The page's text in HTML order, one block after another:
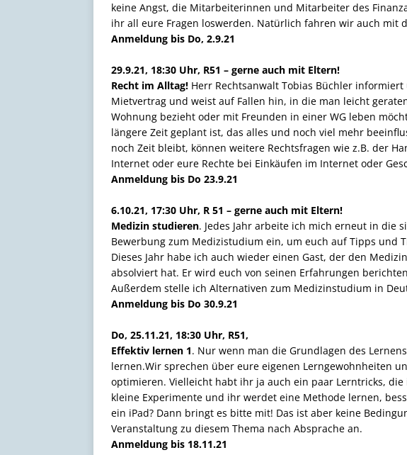
keine Angst, die Mitarbeiterinnen und Mitarbeiter des
ihr all eure Fragen loswerden. Natürlich fahren wir auch mit
Anmeldung bis Do, 2.9.21
29.9.21, 18:30 Uhr, R51 – gerne auch mit Eltern!
Recht im Alltag! Herr Rechtsanwalt Tobias Büchler
Mietvertrag und weist auf Fallen hin, in die man leicht
Wohnung bezieht oder mit Freunden in einer WG leben
längere Zeit geplant ist, das alles und noch viel mehr
noch Zeit bleibt, können weitere Rechtsfragen wie z.B. der
Internet oder eure Rechte bei Einkäufen im Internet oder
Anmeldung bis Do 23.9.21
6.10.21, 17:30 Uhr, R 51 – gerne auch mit Eltern!
Medizin studieren. Jedes Jahr arbeite ich mich erneut in die
Bewerbung zum Medizistudium ein, um euch auf Tipps und
Dieses Jahr habe ich auch wieder einen Gast, der den
absolviert hat. Er wird euch von seinen Erfahrungen
Außerdem stelle ich Alternativen zum Medizinstudium in
Anmeldung bis Do 30.9.21
Do, 25.11.21, 18:30 Uhr, R51,
Effektiv lernen 1. Nur wenn man die Grundlagen des
lernen.Wir sprechen über eure eigenen Lerngewohnheiten
optimieren. Vielleicht habt ihr ja auch ein paar Lerntricks,
kleine Experimente und ihr werdet eine Methode lernen,
ein iPad? Dann bringt es bitte mit! Das ist aber keine
Veranstaltung zu diesem Thema nach Absprache an.
Anmeldung bis 18.11.21